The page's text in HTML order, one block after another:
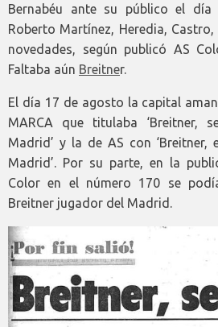
Bernabéu ante su público el
Roberto Martínez, Heredia,
novedades, según publicó AS
Faltaba aún Breitner.
El día 17 de agosto la capital
MARCA que titulaba ‘Breitner,
Madrid’ y la de AS con ‘Breitner,
Madrid’. Por su parte, en la
Color en el número 170 se
Breitner jugador del Madrid.